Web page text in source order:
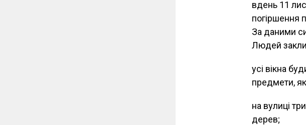
вдень 11
погіршення
За даними
Людей
усі вікна
предмети,
на вулиці
дерев;